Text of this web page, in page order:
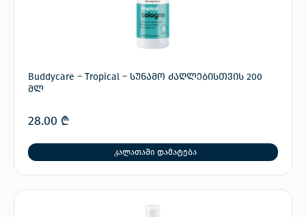
Buddycare – Tropical – სუნამო ძაღლებისთვის 200
მლ
28.00 ₾
კალათაში დამატება